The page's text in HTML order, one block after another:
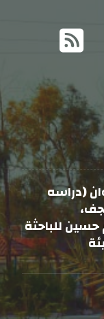
(دراسه
حسين للباحثة